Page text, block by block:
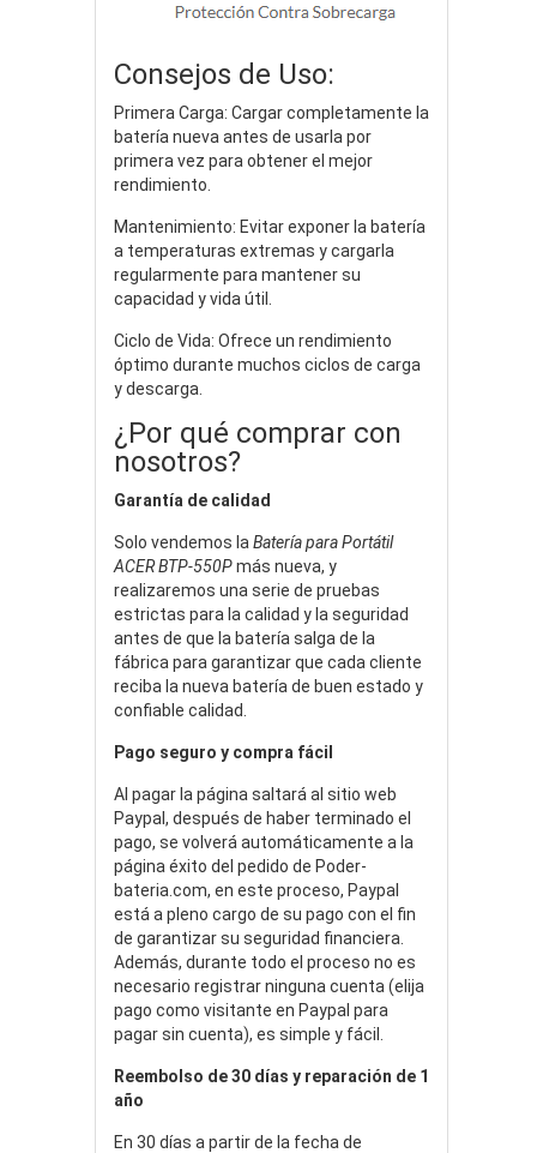
Consejos de Uso:
Primera Carga: Cargar completamente la
batería nueva antes de usarla por
primera vez para obtener el mejor
rendimiento.
Mantenimiento: Evitar exponer la batería
a temperaturas extremas y cargarla
regularmente para mantener su
capacidad y vida útil.
Ciclo de Vida: Ofrece un rendimiento
óptimo durante muchos ciclos de carga
y descarga.
¿Por qué comprar con
nosotros?
Garantía de calidad
Solo vendemos la Batería para Portátil
ACER BTP-550Pmás nueva, y
realizaremos una serie de pruebas
estrictas para la calidad y la seguridad
antes de que la batería salga de la
fábrica para garantizar que cada cliente
reciba la nueva batería de buen estado y
confiable calidad.
Pago seguro y compra fácil
Al pagar la página saltará al sitio web
Paypal, después de haber terminado el
pago, se volverá automáticamente a la
página éxito del pedido de Poder-
bateria.com, en este proceso, Paypal
está a pleno cargo de su pago con el fin
de garantizar su seguridad financiera.
Además, durante todo el proceso no es
necesario registrar ninguna cuenta (elija
pago como visitante en Paypal para
pagar sin cuenta), es simple y fácil.
Reembolso de 30 días y reparación de 1
año
En 30 días a partir de la fecha de